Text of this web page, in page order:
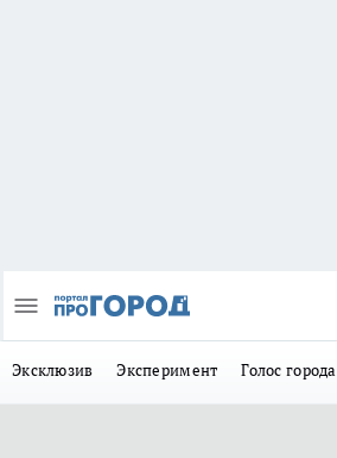
Эксклюзив Эксперимент Голос города